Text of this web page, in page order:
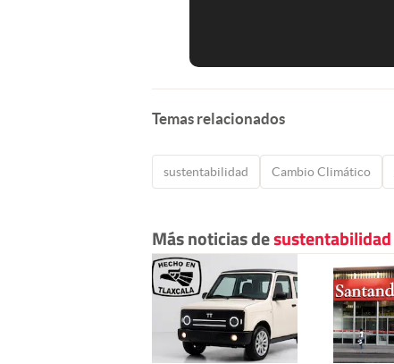
Temas relacionados
sustentabilidad Cambio Climático
Más noticias desustentabilidad